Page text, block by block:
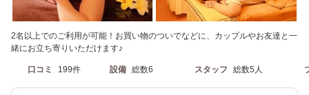
2名以上でのご利用が可能！お買い物のついでなどに、カップルやお友達と一
緒にお立ち寄りいただけます♪
口コミ 199件 設備 総数6 スタッフ 総数5人